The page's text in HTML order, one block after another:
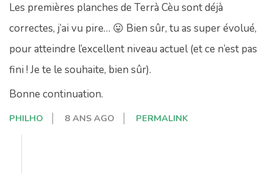
Les premières planches de Terrà Cèu sont déjà
correctes, j’ai vu pire… 😛 Bien sûr, tu as super évolué,
pour atteindre l’excellent niveau actuel (et ce n’est pas
fini ! Je te le souhaite, bien sûr).
Bonne continuation.
PHILHO 8 ANS AGO PERMALINK